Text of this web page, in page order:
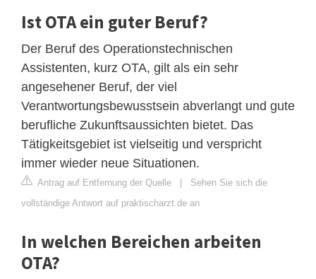
Ist OTA ein guter Beruf?
Der Beruf des Operationstechnischen
Assistenten, kurz OTA, gilt als ein sehr
angesehener Beruf, der viel
Verantwortungsbewusstsein abverlangt und gute
berufliche Zukunftsaussichten bietet. Das
Tätigkeitsgebiet ist vielseitig und verspricht
immer wieder neue Situationen.
Antrag auf Entfernung der Quelle | Sehen Sie sich die
vollständige Antwort auf praktischarzt.de an
In welchen Bereichen arbeiten
OTA?